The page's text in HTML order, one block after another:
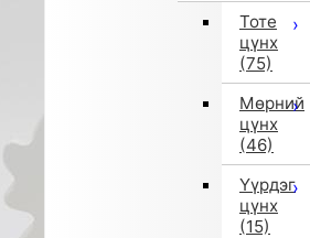
Тоте
цүнх
(75)
Мөрний
цүнх
(46)
Үүрдэг
цүнх
(15)